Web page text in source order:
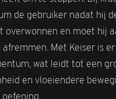
de gebruiker nadat hij
overwonnen en moet hij
Met Keiser is
wat leidt tot een
en vloeiendere